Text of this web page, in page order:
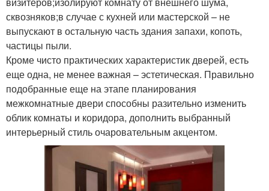
сквозняков;в случае с кухней или мастерской – не
выпускают в остальную часть здания запахи, копоть,
частицы пыли.
Кроме чисто практических характеристик дверей, есть
еще одна, не менее важная – эстетическая. Правильно
подобранные еще на этапе планирования
межкомнатные двери способны разительно изменить
облик комнаты и коридора, дополнить выбранный
интерьерный стиль очаровательным акцентом.